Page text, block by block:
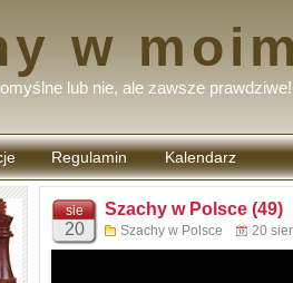
w
lub nie, ale zawsze prawdziwe!
Regulamin
komentarzy
Kalendarz
sie
20
Szachy w Polsce (49)
Szachy w Polsce 20